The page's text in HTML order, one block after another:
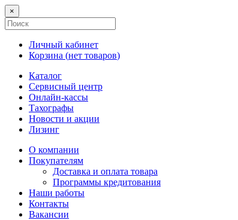
×
Личный кабинет
Корзина (нет товаров)
Каталог
Сервисный центр
Онлайн-кассы
Тахографы
Новости и акции
Лизинг
О компании
Покупателям
Доставка и оплата товара
Программы кредитования
Наши работы
Контакты
Вакансии